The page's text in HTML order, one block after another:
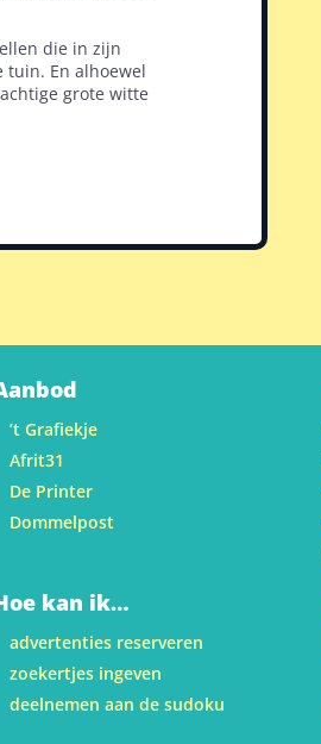
die in zijn
tuin. En alhoewel
grote witte
’t Grafiekje
Afrit31
De Printer
Dommelpost
kan ik…
advertenties reserveren
zoekertjes ingeven
deelnemen aan de sudoku